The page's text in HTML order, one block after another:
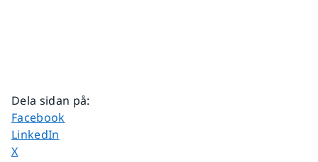
Dela sidan på:
Dela sidan på
Facebook
Dela sidan på
LinkedIn
Dela sidan på
X